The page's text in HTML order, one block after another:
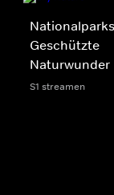
Geschützte
Naturwunder
S1 streamen